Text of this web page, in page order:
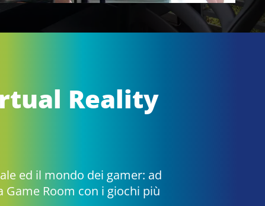
Park
sui tappeti
rotating beam, una
scopri la novità!